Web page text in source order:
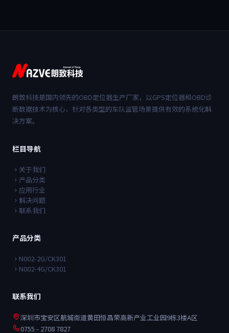
朗致科技是国内领先的OBD定位器生产厂家，以GPS定位器和OBD诊
断数据技术为核心，针对各类型的车队监管场景提供有效的系统化解
决方案。
栏目导航
关于我们
产品分类
应用行业
解决问题
联系我们
产品分类
N002-2G/CK301
N002-4G/CK301
联系我们
深圳市宝安区航城街道黄田恒昌荣高新产业工业园9栋3楼A区
0755 - 2708 7827